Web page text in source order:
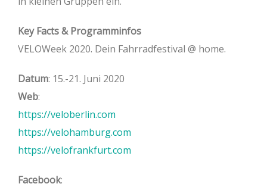
Key Facts & Programminfos
VELOWeek 2020. Dein Fahrradfestival @ home.
Datum: 15.-21. Juni 2020
Web:
https://veloberlin.com
https://velohamburg.com
https://velofrankfurt.com
Facebook: